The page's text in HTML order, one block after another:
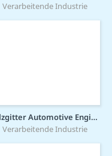
Verarbeitende Industrie
Salzgitter Automotive Engineering GmbH & Co. KG
Verarbeitende Industrie